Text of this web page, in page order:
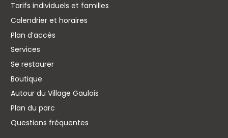
Tarifs individuels et familles
Calendrier et horaires
Plan d’accès
Services
Se restaurer
Boutique
Autour du Village Gaulois
Plan du parc
Questions fréquentes